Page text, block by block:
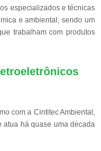
especializados e técnicas
e ambiental, sendo um
trabalham com produtos
com a Cintitec Ambiental,
atua há quase uma década